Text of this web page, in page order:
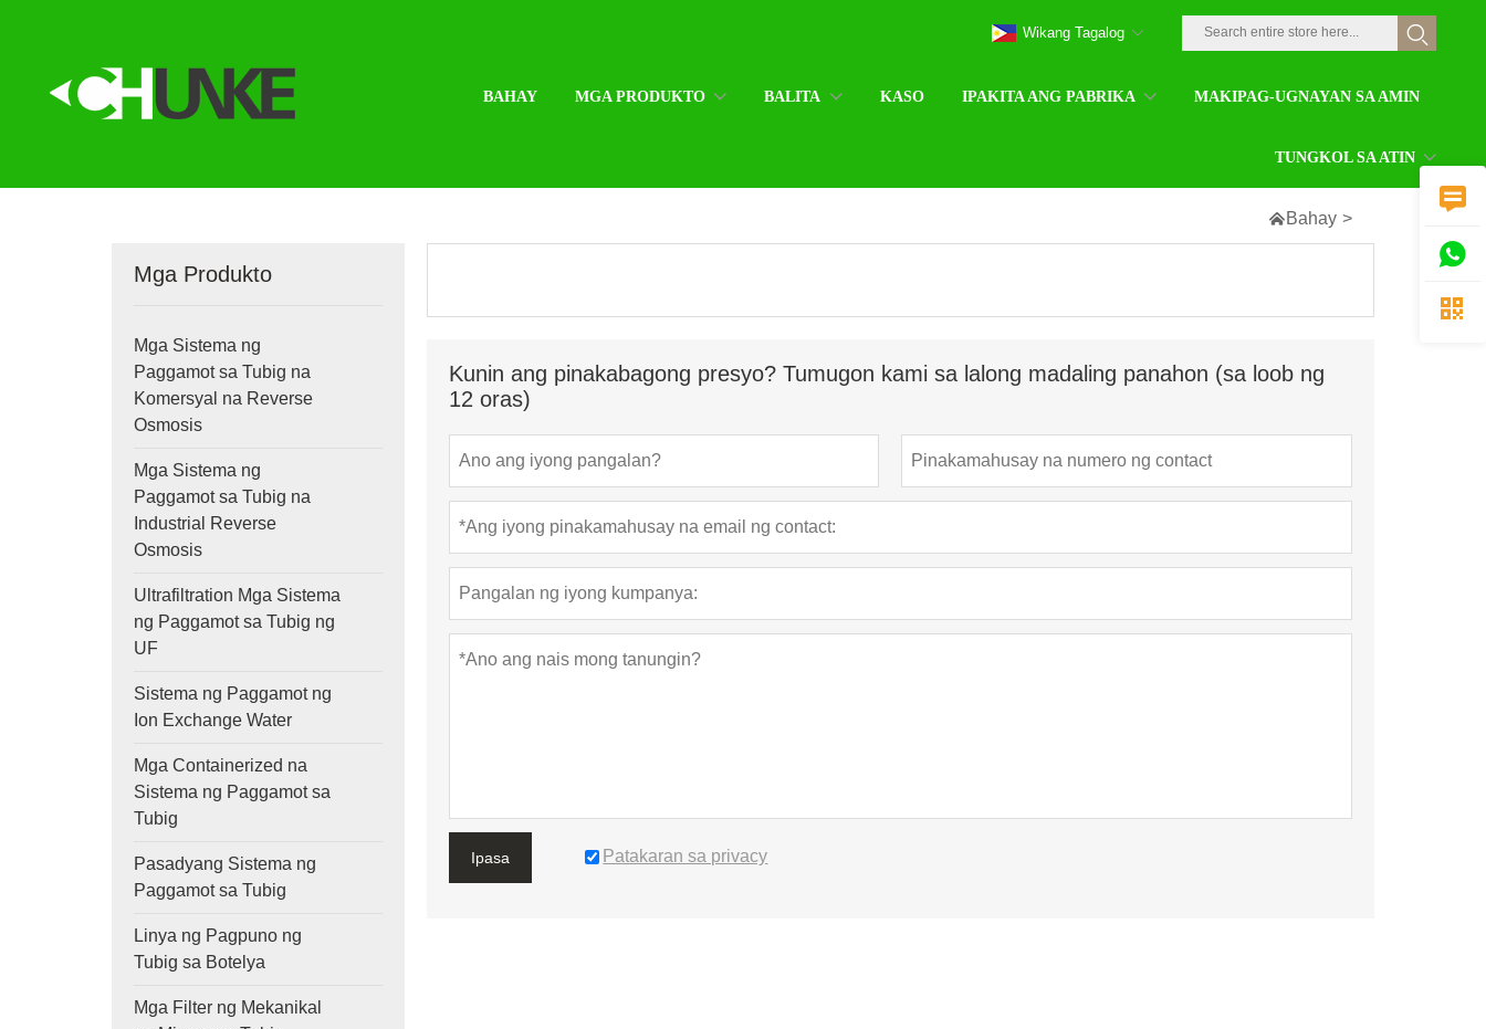
BAHAY MGA PRODUKTO BALITA KASO IPAKITA ANG PABRIKA MAKIPAG-UGNAYAN SA AMIN
TUNGKOL SA ATIN
Wikang Tagalog
Bahay >
Mga Produkto
Mga Sistema ng
Paggamot sa Tubig na
Komersyal na Reverse
Osmosis
Mga Sistema ng
Paggamot sa Tubig na
Industrial Reverse
Osmosis
Ultrafiltration Mga Sistema
ng Paggamot sa Tubig ng
UF
Sistema ng Paggamot ng
Ion Exchange Water
Mga Containerized na
Sistema ng Paggamot sa
Tubig
Pasadyang Sistema ng
Paggamot sa Tubig
Linya ng Pagpuno ng
Tubig sa Botelya
Mga Filter ng Mekanikal
Kunin ang pinakabagong presyo? Tumugon kami sa lalong madaling panahon (sa loob ng
12 oras)
Ipasa Patakaran sa privacy


